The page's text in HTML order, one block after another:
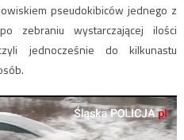
pseudokibiców jednego z
zebraniu wystarczającej ilości
jednocześnie do kilkunastu